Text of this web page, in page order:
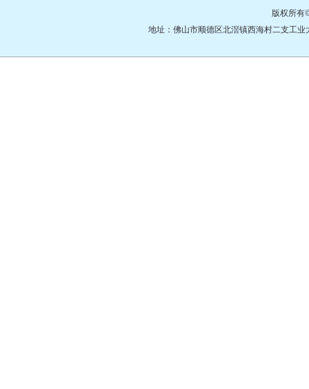
版权所有
地址：佛山市顺德区北滘镇西海村二支工